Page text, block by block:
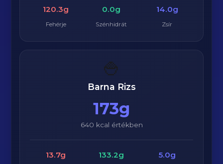
120.3g
Fehérje
0.0g
Szénhidrát
14.0g
Zsír
🍚
Barna Rizs
173g
640 kcal értékben
13.7g 133.2g 5.0g